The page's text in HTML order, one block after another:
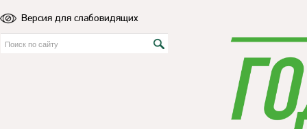
Версия для слабовидящих